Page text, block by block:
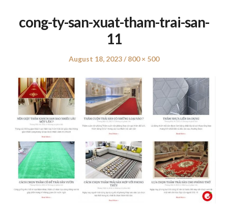
cong-ty-san-xuat-tham-trai-san-
11
Posted
August 18, 2023
Full
800 × 500